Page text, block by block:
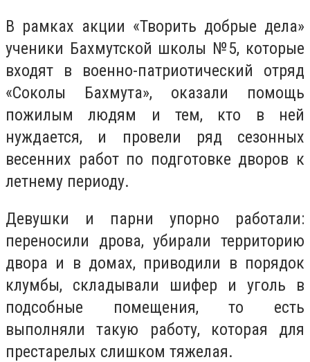
В рамках акции «Творить добрые дела»
ученики Бахмутской школы №5, которые
входят в военно-патриотический отряд
«Соколы Бахмута», оказали помощь
пожилым людям и тем, кто в ней
нуждается, и провели ряд сезонных
весенних работ по подготовке дворов к
летнему периоду.
Девушки и парни упорно работали:
переносили дрова, убирали территорию
двора и в домах, приводили в порядок
клумбы, складывали шифер и уголь в
подсобные помещения, то есть
выполняли такую ​​работу, которая для
престарелых слишком тяжелая.